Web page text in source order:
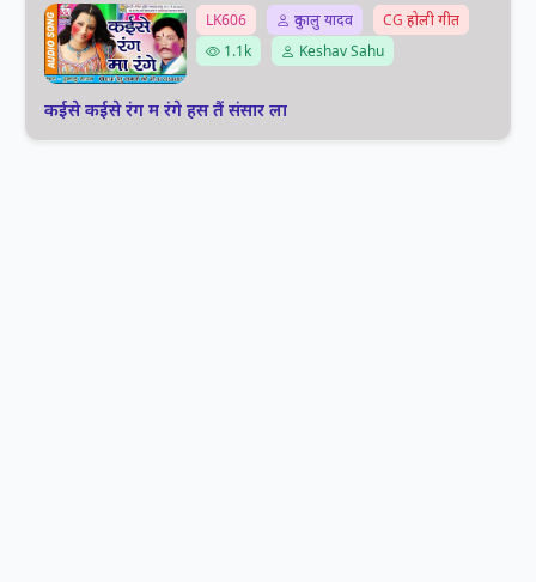
LK606 दुकालु यादव
CG होली गीत
1.1k
Keshav Sahu
कईसे कईसे रंग म रंगे हस तैं संसार ला